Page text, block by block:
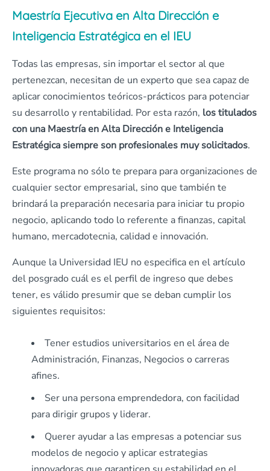
Maestría Ejecutiva en Alta Dirección e
Inteligencia Estratégica en el IEU
Todas las empresas, sin importar el sector al que
pertenezcan, necesitan de un experto que sea capaz de
aplicar conocimientos teóricos-prácticos para potenciar
su desarrollo y rentabilidad. Por esta razón, los titulados
con una Maestría en Alta Dirección e Inteligencia
Estratégica siempre son profesionales muy solicitados.
Este programa no sólo te prepara para organizaciones de
cualquier sector empresarial, sino que también te
brindará la preparación necesaria para iniciar tu propio
negocio, aplicando todo lo referente a finanzas, capital
humano, mercadotecnia, calidad e innovación.
Aunque la Universidad IEU no especifica en el artículo
del posgrado cuál es el perfil de ingreso que debes
tener, es válido presumir que se deban cumplir los
siguientes requisitos:
Tener estudios universitarios en el área de
Administración, Finanzas, Negocios o carreras
afines.
Ser una persona emprendedora, con facilidad
para dirigir grupos y liderar.
Querer ayudar a las empresas a potenciar sus
modelos de negocio y aplicar estrategias